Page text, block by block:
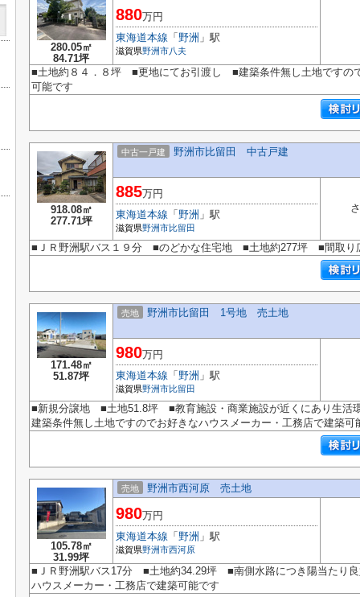
280.05㎡
84.71坪
880万円
東海道本線 「 野洲 」駅
滋賀県野洲市八夫
■土地約８４．８坪 ■更地にてお引渡し ■建築条件無し土地ですの
可能です
918.08㎡
277.71坪
中古一戸建 野洲市比留田 中古戸建
885万円
東海道本線 「 野洲 」駅
滋賀県野洲市比留田
■ＪＲ野洲駅バス１９分 ■のどかな住宅地 ■土地約277坪 ■間取り
171.48㎡
51.87坪
売地 野洲市比留田 1号地 売土地
980万円
東海道本線 「 野洲 」駅
滋賀県野洲市比留田
■新規分譲地 ■土地51.8坪 ■教育施設・商業施設が近くにあり生
建築条件無し土地ですのでお好きなハウスメーカー・工務店で建築可
105.78㎡
31.99坪
売地 野洲市西河原 売土地
980万円
東海道本線 「 野洲 」駅
滋賀県野洲市西河原
■ＪＲ野洲駅バス17分 ■土地約34.29坪 ■南側水路につき陽当たり
ハウスメーカー・工務店で建築可能です